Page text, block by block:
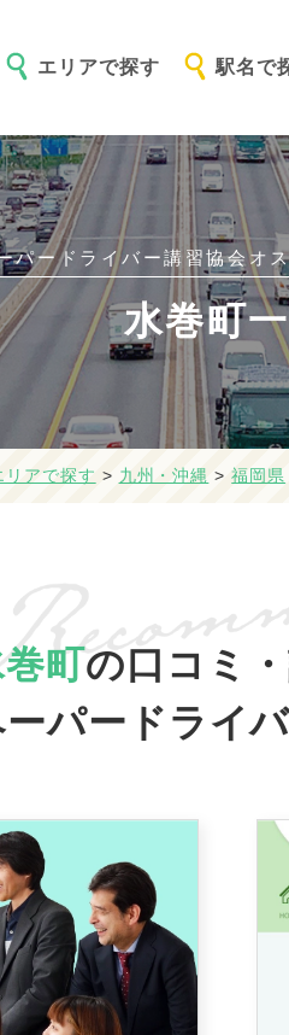
エリアで探す 駅名で
パードライバー講習協会オ
水巻町
リアで探す > 九州・沖縄 >福岡県
町の口コミ
パードライ